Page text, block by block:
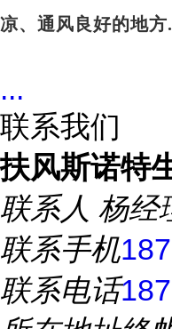
凉、通风良好的地方.
...
联系我们
扶风斯诺特
联系人 杨经
联系手机
联系电话